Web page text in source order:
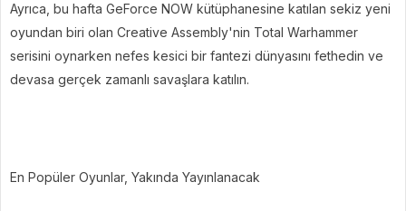
Ayrıca, bu hafta GeForce NOW kütüphanesine katılan sekiz yeni
oyundan biri olan Creative Assembly'nin Total Warhammer
serisini oynarken nefes kesici bir fantezi dünyasını fethedin ve
devasa gerçek zamanlı savaşlara katılın.
En Popüler Oyunlar, Yakında Yayınlanacak